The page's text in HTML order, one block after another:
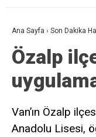
Ana Sayfa › Son Dakika
Özalp
Van’ın Özalp
Anadolu Lisesi,